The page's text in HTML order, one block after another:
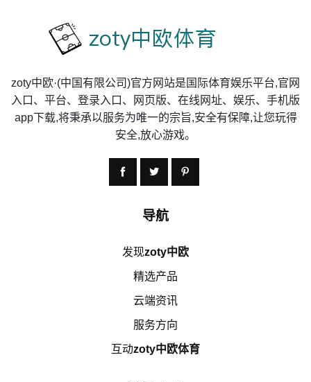
zoty中欧·(中国有限公司)官方网站是国际体育娱乐平台,官网
入口、平台、登录入口、网页版、在线网址、娱乐、手机版
app下载,将秉承以服务为唯一的宗旨,安全有保障,让您玩得
安全,放心游戏。
导航
发现zoty中欧
精选产品
云端资讯
服务方向
互动zoty中欧体育